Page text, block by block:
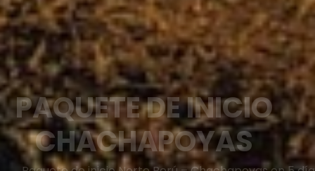
PAQUETE DE INICIO
CHACHAPOYAS